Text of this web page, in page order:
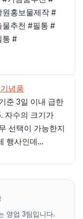
홍보물제작 #
물추천 #필통 #
통 #
념품
준 3일 이내 급한
자수의 크기가
선택이 가능한지
행사인데...
영업 3팀입니다.